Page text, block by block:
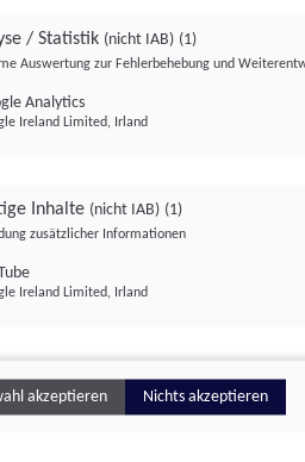
/ Statistik (nicht IAB) (1)
Auswertung zur Fehlerbehebung und
Analytics
Ireland Limited, Irland
Inhalte (nicht IAB) (1)
zusätzlicher Informationen
Ireland Limited, Irland
akzeptieren Nichts akzeptieren